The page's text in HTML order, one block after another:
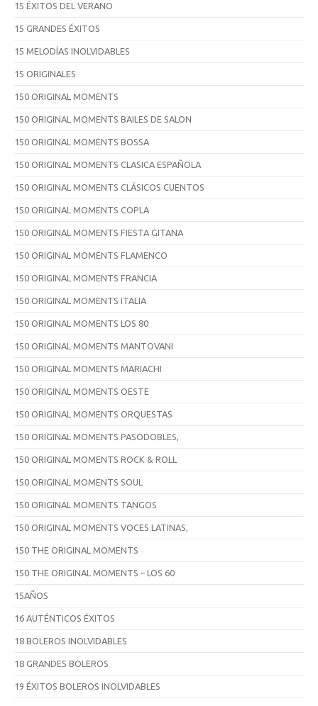
15 ÉXITOS DEL VERANO
15 GRANDES ÉXITOS
15 MELODÍAS INOLVIDABLES
15 ORIGINALES
150 ORIGINAL MOMENTS
150 ORIGINAL MOMENTS BAILES DE SALON
150 ORIGINAL MOMENTS BOSSA
150 ORIGINAL MOMENTS CLASICA ESPAÑOLA
150 ORIGINAL MOMENTS CLÁSICOS CUENTOS
150 ORIGINAL MOMENTS COPLA
150 ORIGINAL MOMENTS FIESTA GITANA
150 ORIGINAL MOMENTS FLAMENCO
150 ORIGINAL MOMENTS FRANCIA
150 ORIGINAL MOMENTS ITALIA
150 ORIGINAL MOMENTS LOS 80
150 ORIGINAL MOMENTS MANTOVANI
150 ORIGINAL MOMENTS MARIACHI
150 ORIGINAL MOMENTS OESTE
150 ORIGINAL MOMENTS ORQUESTAS
150 ORIGINAL MOMENTS PASODOBLES,
150 ORIGINAL MOMENTS ROCK & ROLL
150 ORIGINAL MOMENTS SOUL
150 ORIGINAL MOMENTS TANGOS
150 ORIGINAL MOMENTS VOCES LATINAS,
150 THE ORIGINAL MOMENTS
150 THE ORIGINAL MOMENTS – LOS 60
15AÑOS
16 AUTÉNTICOS ÉXITOS
18 BOLEROS INOLVIDABLES
18 GRANDES BOLEROS
19 ÉXITOS BOLEROS INOLVIDABLES